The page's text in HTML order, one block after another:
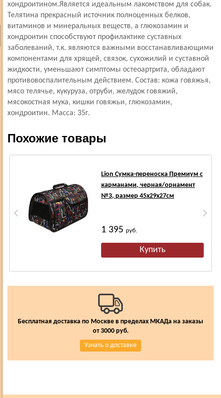
хондроитином.Является идеальным лакомством для собак.
Телятина прекрасный источник полноценных белков,
витаминов и минеральных веществ, а глюкозамин и
хондроитин способствуют профилактике суставных
заболеваний, т.к. являются важными восстанавливающими
компонентами для хрящей, связок, сухожилий и суставной
жидкости, уменьшают симптомы остеоартрита, обладают
противовоспалительным действием. Состав: кожа говяжья,
мясо телячье, кукуруза, отруби, желудок говяжий,
мясокостная мука, кишки говяжьи, глюкозамин,
хондроитин. Масса: 35г.
Похожие товары
Lion Сумка-переноска Премиум с
карманами, черная/орнамент
№3, размер 45х29х27см
1 395руб.
Бесплатная доставка по Москве в пределах МКАДа на заказы
от 3000 руб.
Узнать о доставке